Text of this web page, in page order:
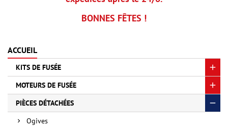
BONNES FÊTES !
ACCUEIL
KITS DE FUSÉE
MOTEURS DE FUSÉE
PIÈCES DÉTACHÉES
Ogives